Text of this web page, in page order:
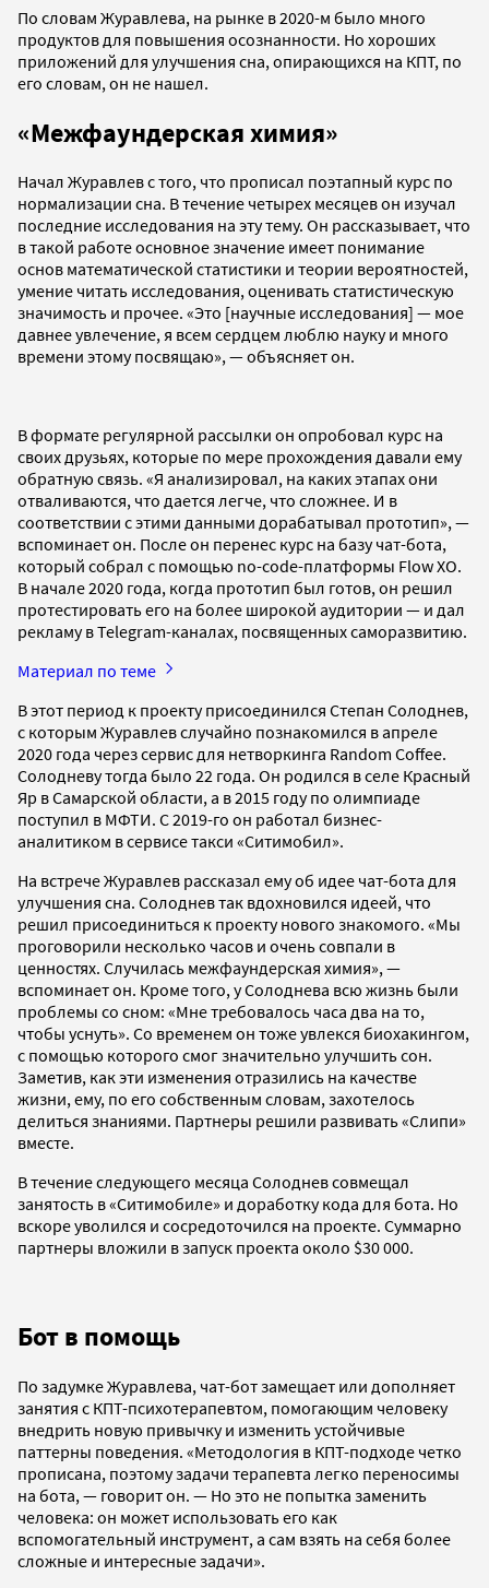
По словам Журавлева, на рынке в 2020-м было много
продуктов для повышения осознанности. Но хороших
приложений для улучшения сна, опирающихся на КПТ, по
его словам, он не нашел.
«Межфаундерская химия»
Начал Журавлев с того, что прописал поэтапный курс по
нормализации сна. В течение четырех месяцев он изучал
последние исследования на эту тему. Он рассказывает, что
в такой работе основное значение имеет понимание
основ математической статистики и теории вероятностей,
умение читать исследования, оценивать статистическую
значимость и прочее. «Это [научные исследования] — мое
давнее увлечение, я всем сердцем люблю науку и много
времени этому посвящаю», — объясняет он.
В формате регулярной рассылки он опробовал курс на
своих друзьях, которые по мере прохождения давали ему
обратную связь. «Я анализировал, на каких этапах они
отваливаются, что дается легче, что сложнее. И в
соответствии с этими данными дорабатывал прототип», —
вспоминает он. После он перенес курс на базу чат-бота,
который собрал с помощью no-code-платформы Flow XO.
В начале 2020 года, когда прототип был готов, он решил
протестировать его на более широкой аудитории — и дал
рекламу в Telegram-каналах, посвященных саморазвитию.
Материал по теме
В этот период к проекту присоединился Степан Солоднев,
с которым Журавлев случайно познакомился в апреле
2020 года через сервис для нетворкинга Random Coffee.
Солодневу тогда было 22 года. Он родился в селе Красный
Яр в Самарской области, а в 2015 году по олимпиаде
поступил в МФТИ. С 2019-го он работал бизнес-
аналитиком в сервисе такси «Ситимобил».
На встрече Журавлев рассказал ему об идее чат-бота для
улучшения сна. Солоднев так вдохновился идеей, что
решил присоединиться к проекту нового знакомого. «Мы
проговорили несколько часов и очень совпали в
ценностях. Случилась межфаундерская химия», —
вспоминает он. Кроме того, у Солоднева всю жизнь были
проблемы со сном: «Мне требовалось часа два на то,
чтобы уснуть». Со временем он тоже увлекся биохакингом,
с помощью которого смог значительно улучшить сон.
Заметив, как эти изменения отразились на качестве
жизни, ему, по его собственным словам, захотелось
делиться знаниями. Партнеры решили развивать «Слипи»
вместе.
В течение следующего месяца Солоднев совмещал
занятость в «Ситимобиле» и доработку кода для бота. Но
вскоре уволился и сосредоточился на проекте. Суммарно
партнеры вложили в запуск проекта около $30 000.
Бот в помощь
По задумке Журавлева, чат-бот замещает или дополняет
занятия с КПТ-психотерапевтом, помогающим человеку
внедрить новую привычку и изменить устойчивые
паттерны поведения. «Методология в КПТ-подходе четко
прописана, поэтому задачи терапевта легко переносимы
на бота, — говорит он. — Но это не попытка заменить
человека: он может использовать его как
вспомогательный инструмент, а сам взять на себя более
сложные и интересные задачи».